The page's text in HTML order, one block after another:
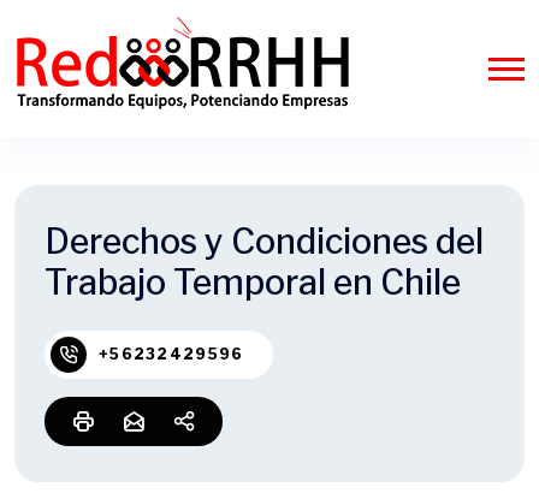
Derechos y Condiciones del
Trabajo Temporal en Chile
+56232429596